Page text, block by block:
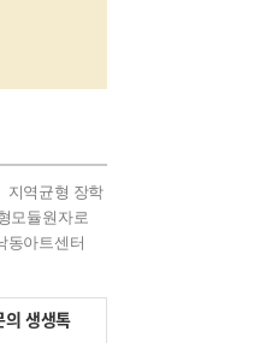
지역균형 장학
모듈원자로
동아트센터
의 생생톡